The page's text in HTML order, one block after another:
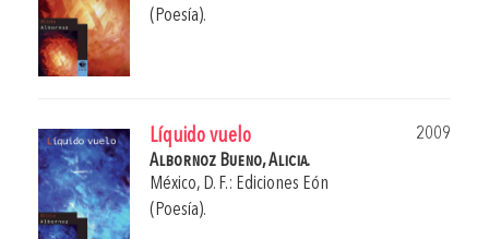
(Poesía).
Líquido vuelo
2009
Albornoz Bueno, Alicia.
México, D. F.: Ediciones Eón
(Poesía).